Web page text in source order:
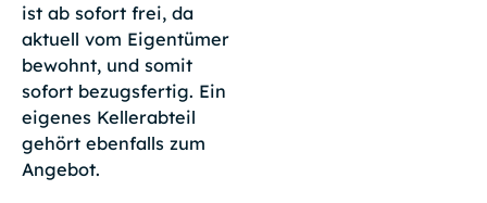
ist ab sofort frei, da
aktuell vom Eigentümer
bewohnt, und somit
sofort bezugsfertig. Ein
eigenes Kellerabteil
gehört ebenfalls zum
Angebot.